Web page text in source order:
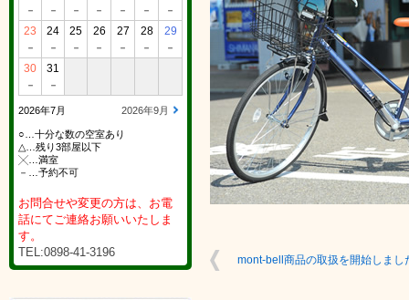
－ － － － － － －
23
－
24
－
25
－
26
－
27
－
28
－
29
－
30
－
31
－
2026年7月 2026年9月
○…十分な数の空室あり
△…残り3部屋以下
╳…満室
－…予約不可
お問合せや変更の方は、お電
話にてご連絡お願いいたしま
す。
TEL:0898-41-3196
mont-bell商品の取扱を開始しまし